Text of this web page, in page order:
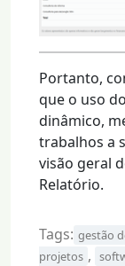
Portanto,
que o uso
dinâmico,
trabalhos a
visão geral
Relatório.
Tags: gestão
projetos ,